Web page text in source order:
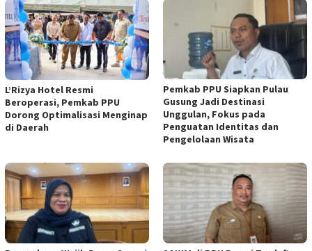
L’Rizya Hotel Resmi
Beroperasi, Pemkab PPU
Dorong Optimalisasi Menginap
di Daerah
Pemkab PPU Siapkan Pulau
Gusung Jadi Destinasi
Unggulan, Fokus pada
Penguatan Identitas dan
Pengelolaan Wisata